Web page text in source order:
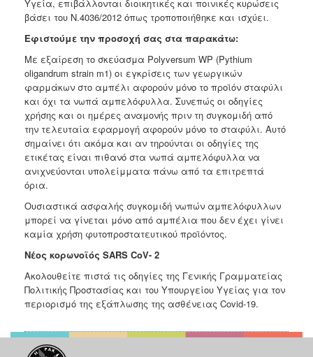
Υγεία, επιβάλλονται διοικητικές και ποινικές κυρώσεις
βάσει του Ν.4036/2012 όπως τροποποιήθηκε και ισχύει.
Εφιστούμε την προσοχή σας στα παρακάτω:
Με εξαίρεση το σκεύασμα Polyversum WP (Pythium
oligandrum strain m1) οι εγκρίσεις των γεωργικών
φαρμάκων στο αμπέλι αφορούν μόνο το προϊόν σταφύλι
και όχι τα νωπά αμπελόφυλλα. Συνεπώς οι οδηγίες
χρήσης και οι ημέρες αναμονής πριν τη συγκομιδή από
την τελευταία εφαρμογή αφορούν μόνο το σταφύλι. Αυτό
σημαίνει ότι ακόμα και αν τηρούνται οι οδηγίες της
ετικέτας είναι πιθανό στα νωπά αμπελόφυλλα να
ανιχνεύονται υπολείμματα πάνω από τα επιτρεπτά
όρια.
Ουσιαστικά ασφαλής συγκομιδή νωπών αμπελόφυλλων
μπορεί να γίνεται μόνο από αμπέλια που δεν έχει γίνει
καμία χρήση φυτοπροστατευτικού προϊόντος.
Νέος κορωνοϊός SARS CoV- 2
Ακολουθείτε πιστά τις οδηγίες της Γενικής Γραμματείας
Πολιτικής Προστασίας και του Υπουργείου Υγείας για τον
περιορισμό της εξάπλωσης της ασθένειας Covid-19.